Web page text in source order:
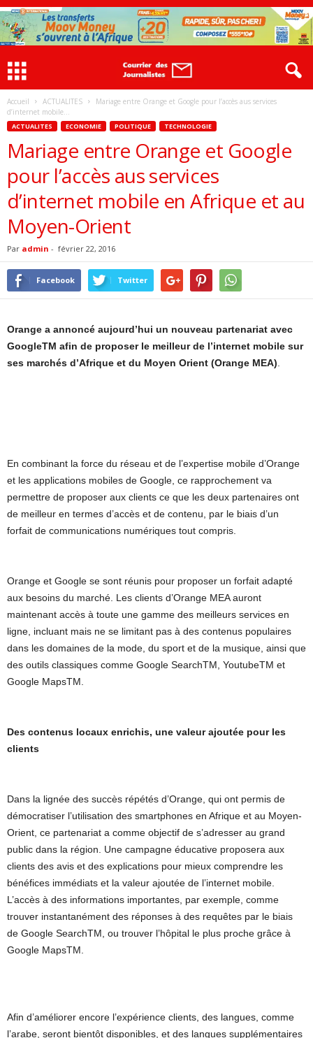
Accueil ACTUALITES
Mariage entre Orange et Google pour l’accès aus services
d’internet mobile...
ACTUALITES ECONOMIE POLITIQUE TECHNOLOGIE
Mariage entre Orange et Google
pour l’accès aus services
d’internet mobile en Afrique et au
Moyen-Orient
Par admin - février 22, 2016
Facebook Twitter
Orange a annoncé aujourd’hui un nouveau partenariat avec
GoogleTM afin de proposer le meilleur de l’internet mobile sur
ses marchés d’Afrique et du Moyen Orient (Orange MEA)
En combinant la force du réseau et de l’expertise mobile d’Orange
et les applications mobiles de Google, ce rapprochement va
permettre de proposer aux clients ce que les deux partenaires ont
de meilleur en termes d’accès et de contenu, par le biais d’un
forfait de communications numériques tout compris.
Orange et Google se sont réunis pour proposer un forfait adapté
aux besoins du marché. Les clients d’Orange MEA auront
maintenant accès à toute une gamme des meilleurs services en
ligne, incluant mais ne se limitant pas à des contenus populaires
dans les domaines de la mode, du sport et de la musique, ainsi que
des outils classiques comme Google SearchTM, YoutubeTM et
Google MapsTM.
Des contenus locaux enrichis, une valeur ajoutée pour les
clients
Dans la lignée des succès répétés d’Orange, qui ont permis de
démocratiser l’utilisation des smartphones en Afrique et au Moyen-
Orient, ce partenariat a comme objectif de s’adresser au grand
public dans la région. Une campagne éducative proposera aux
clients des avis et des explications pour mieux comprendre les
bénéfices immédiats et la valeur ajoutée de l’internet mobile.
L’accès à des informations importantes, par exemple, comme
trouver instantanément des réponses à des requêtes par le biais
de Google SearchTM, ou trouver l’hôpital le plus proche grâce à
Google MapsTM.
Afin d’améliorer encore l’expérience clients, des langues, comme
l’arabe, seront bientôt disponibles, et des langues supplémentaires